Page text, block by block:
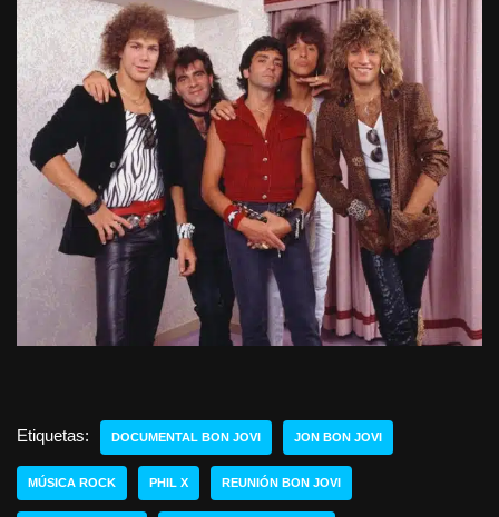
Etiquetas: DOCUMENTAL BON JOVI JON BON JOVI
MÚSICA ROCK PHIL X REUNIÓN BON JOVI